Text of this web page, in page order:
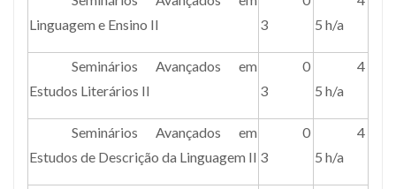
Linguagem e Ensino II
3
5 h/a
Seminários Avançados em
Estudos Literários II
0
3
4
5 h/a
Seminários Avançados em
Estudos de Descrição da Linguagem II
0
3
4
5 h/a